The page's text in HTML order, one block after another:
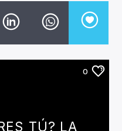
0
TÚ? LA